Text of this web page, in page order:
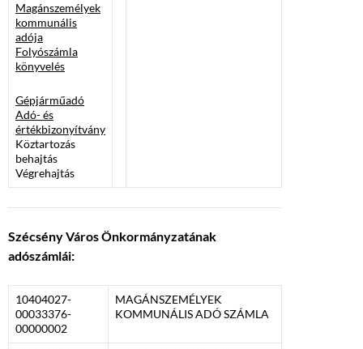
Magánszemélyek
kommunális
adója
Folyószámla
könyvelés
Gépjárműadó
Adó- és
értékbizonyítvány
Köztartozás
behajtás
Végrehajtás
Szécsény Város Önkormányzatának
adószámlái:
10404027-
00033376-
00000002
MAGÁNSZEMÉLYEK
KOMMUNÁLIS ADÓ SZÁMLA